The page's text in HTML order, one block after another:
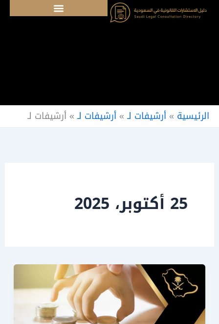
تخطي
الرئيسية »أرشيفات لـ»أرشيفات لـ» أرشيفات لـ
25 أكتوبر، 2025